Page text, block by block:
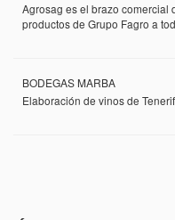
Agrosag es el brazo comercial
productos de Grupo Fagro a
BODEGAS MARBA
Elaboración de vinos de